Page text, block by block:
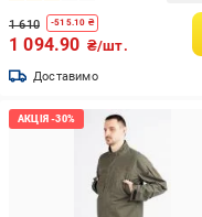
1 610 -515.10 ₴
1 094.90 ₴/шт.
Доставимо